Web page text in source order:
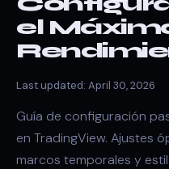
el
Last updated: April 30, 2026
Guía de configuración
en TradingView. Ajustes
marcos temporales y